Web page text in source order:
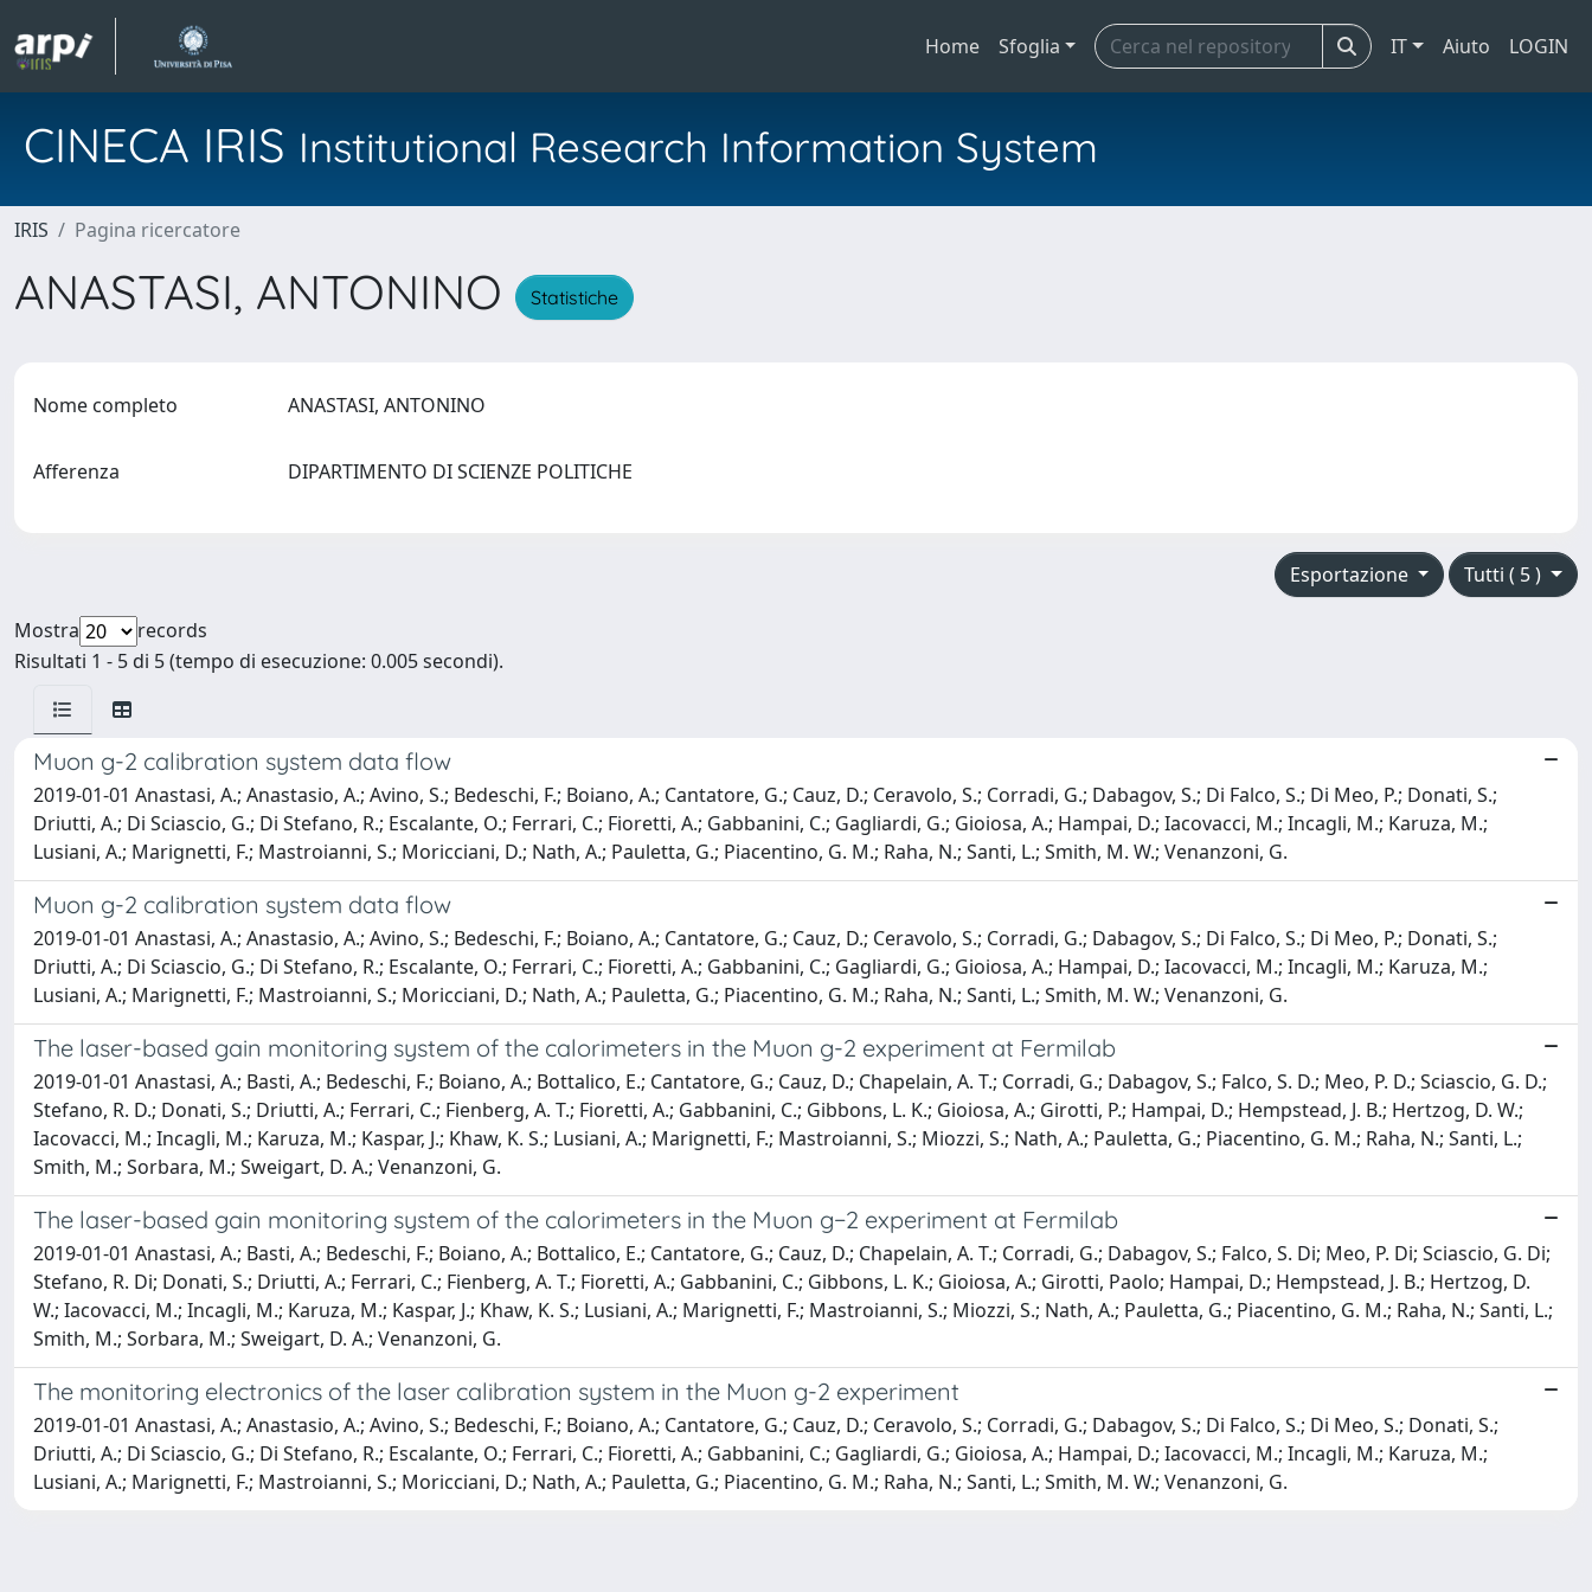
Home Sfoglia IT Aiuto LOGIN
CINECA IRIS Institutional Research Information System
IRIS Pagina ricercatore
ANASTASI, ANTONINO Statistiche
Nome completo ANASTASI, ANTONINO
Afferenza DIPARTIMENTO DI SCIENZE POLITICHE
Tutti ( 5 )
Esportazione
Mostra
records
Risultati 1 - 5 di 5 (tempo di esecuzione: 0.005 secondi).
Muon g-2 calibration system data flow
2019-01-01 Anastasi, A.; Anastasio, A.; Avino, S.; Bedeschi, F.; Boiano, A.; Cantatore, G.; Cauz, D.; Ceravolo, S.; Corradi, G.; Dabagov, S.; Di Falco, S.; Di Meo, P.; Donati, S.;
Driutti, A.; Di Sciascio, G.; Di Stefano, R.; Escalante, O.; Ferrari, C.; Fioretti, A.; Gabbanini, C.; Gagliardi, G.; Gioiosa, A.; Hampai, D.; Iacovacci, M.; Incagli, M.; Karuza, M.;
Lusiani, A.; Marignetti, F.; Mastroianni, S.; Moricciani, D.; Nath, A.; Pauletta, G.; Piacentino, G. M.; Raha, N.; Santi, L.; Smith, M. W.; Venanzoni, G.
Muon g-2 calibration system data flow
2019-01-01 Anastasi, A.; Anastasio, A.; Avino, S.; Bedeschi, F.; Boiano, A.; Cantatore, G.; Cauz, D.; Ceravolo, S.; Corradi, G.; Dabagov, S.; Di Falco, S.; Di Meo, P.; Donati, S.;
Driutti, A.; Di Sciascio, G.; Di Stefano, R.; Escalante, O.; Ferrari, C.; Fioretti, A.; Gabbanini, C.; Gagliardi, G.; Gioiosa, A.; Hampai, D.; Iacovacci, M.; Incagli, M.; Karuza, M.;
Lusiani, A.; Marignetti, F.; Mastroianni, S.; Moricciani, D.; Nath, A.; Pauletta, G.; Piacentino, G. M.; Raha, N.; Santi, L.; Smith, M. W.; Venanzoni, G.
The laser-based gain monitoring system of the calorimeters in the Muon g-2 experiment at Fermilab
2019-01-01 Anastasi, A.; Basti, A.; Bedeschi, F.; Boiano, A.; Bottalico, E.; Cantatore, G.; Cauz, D.; Chapelain, A. T.; Corradi, G.; Dabagov, S.; Falco, S. D.; Meo, P. D.; Sciascio, G. D.;
Stefano, R. D.; Donati, S.; Driutti, A.; Ferrari, C.; Fienberg, A. T.; Fioretti, A.; Gabbanini, C.; Gibbons, L. K.; Gioiosa, A.; Girotti, P.; Hampai, D.; Hempstead, J. B.; Hertzog, D. W.;
Iacovacci, M.; Incagli, M.; Karuza, M.; Kaspar, J.; Khaw, K. S.; Lusiani, A.; Marignetti, F.; Mastroianni, S.; Miozzi, S.; Nath, A.; Pauletta, G.; Piacentino, G. M.; Raha, N.; Santi, L.;
Smith, M.; Sorbara, M.; Sweigart, D. A.; Venanzoni, G.
The laser-based gain monitoring system of the calorimeters in the Muon g−2 experiment at Fermilab
2019-01-01 Anastasi, A.; Basti, A.; Bedeschi, F.; Boiano, A.; Bottalico, E.; Cantatore, G.; Cauz, D.; Chapelain, A. T.; Corradi, G.; Dabagov, S.; Falco, S. Di; Meo, P. Di; Sciascio, G. Di;
Stefano, R. Di; Donati, S.; Driutti, A.; Ferrari, C.; Fienberg, A. T.; Fioretti, A.; Gabbanini, C.; Gibbons, L. K.; Gioiosa, A.; Girotti, Paolo; Hampai, D.; Hempstead, J. B.; Hertzog, D.
W.; Iacovacci, M.; Incagli, M.; Karuza, M.; Kaspar, J.; Khaw, K. S.; Lusiani, A.; Marignetti, F.; Mastroianni, S.; Miozzi, S.; Nath, A.; Pauletta, G.; Piacentino, G. M.; Raha, N.; Santi, L.;
Smith, M.; Sorbara, M.; Sweigart, D. A.; Venanzoni, G.
The monitoring electronics of the laser calibration system in the Muon g-2 experiment
2019-01-01 Anastasi, A.; Anastasio, A.; Avino, S.; Bedeschi, F.; Boiano, A.; Cantatore, G.; Cauz, D.; Ceravolo, S.; Corradi, G.; Dabagov, S.; Di Falco, S.; Di Meo, S.; Donati, S.;
Driutti, A.; Di Sciascio, G.; Di Stefano, R.; Escalante, O.; Ferrari, C.; Fioretti, A.; Gabbanini, C.; Gagliardi, G.; Gioiosa, A.; Hampai, D.; Iacovacci, M.; Incagli, M.; Karuza, M.;
Lusiani, A.; Marignetti, F.; Mastroianni, S.; Moricciani, D.; Nath, A.; Pauletta, G.; Piacentino, G. M.; Raha, N.; Santi, L.; Smith, M. W.; Venanzoni, G.